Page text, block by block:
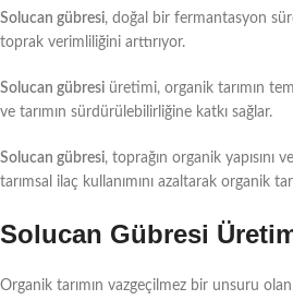
Solucan gübresi, doğal bir fermantasyon
toprak verimliliğini arttırıyor.
Solucan gübresi üretimi, organik tarımın
ve tarımın sürdürülebilirliğine katkı sağlar.
Solucan gübresi, toprağın organik
tarımsal ilaç kullanımını azaltarak organik
Solucan Gübresi
Organik tarımın vazgeçilmez bir unsuru